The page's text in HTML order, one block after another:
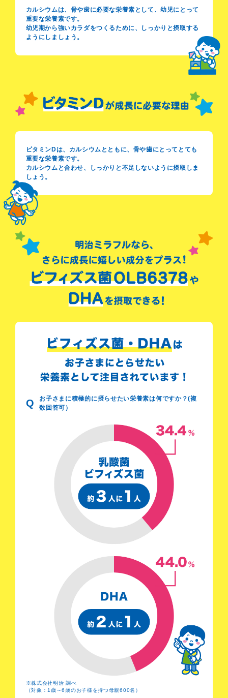
カルシウムは、骨や歯に必要な栄養素として、幼児にとって
重要な栄養素です。
幼児期から強いカラダをつくるために、しっかりと摂取する
ようにしましょう。
ビタミンDは、カルシウムとともに、骨や歯にとってとても
重要な栄養素です。
カルシウムと合わせ、しっかりと不足しないように摂取しま
しょう。
Q
お子さまに積極的に摂らせたい栄養素は何ですか？(複
数回答可）
※株式会社明治 調べ
（対象：1歳～6歳のお子様を持つ母親600名）